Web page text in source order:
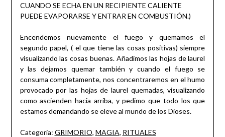
CUANDO SE ECHA EN UN RECIPIENTE CALIENTE
PUEDE EVAPORARSE Y ENTRAR EN COMBUSTIÓN.)
Encendemos nuevamente el fuego y quemamos el
segundo papel, ( el que tiene las cosas positivas) siempre
visualizando las cosas buenas. Añadimos las hojas de laurel
y las dejamos quemar también y cuando el fuego se
consuma completamente, nos concentraremos en el humo
provocado por las hojas de laurel quemadas, visualizando
como ascienden hacia arriba, y pedimo que todo los que
estamos demandando se eleve al mundo de los Dioses.
Categoría: GRIMORIO, MAGIA, RITUALES